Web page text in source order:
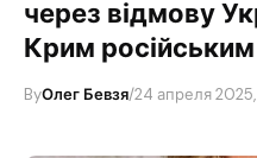
через відмову
Крим російським
ByОлег Бевзя/24 апреля